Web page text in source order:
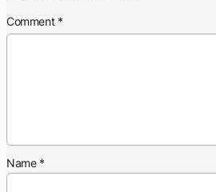
Comment *
Name *